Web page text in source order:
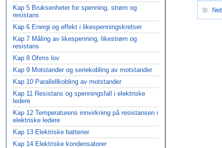
Kap 5 Bruksenheter for spenning, strøm og
resistans
Kap 6 Energi og effekt i likespenningskretser
Kap 7 Måling av likespenning, likestrøm og
resistans
Kap 8 Ohms lov
Kap 9 Motstander og seriekobling av motstander
Kap 10 Parallellkobling av motstander
Kap 11 Resistans og spenningsfall i elektriske
ledere
Kap 12 Temperaturens innvirkning på resistansen i
elektriske ledere
Kap 13 Elektriske batterier
Kap 14 Elektriske kondensatorer